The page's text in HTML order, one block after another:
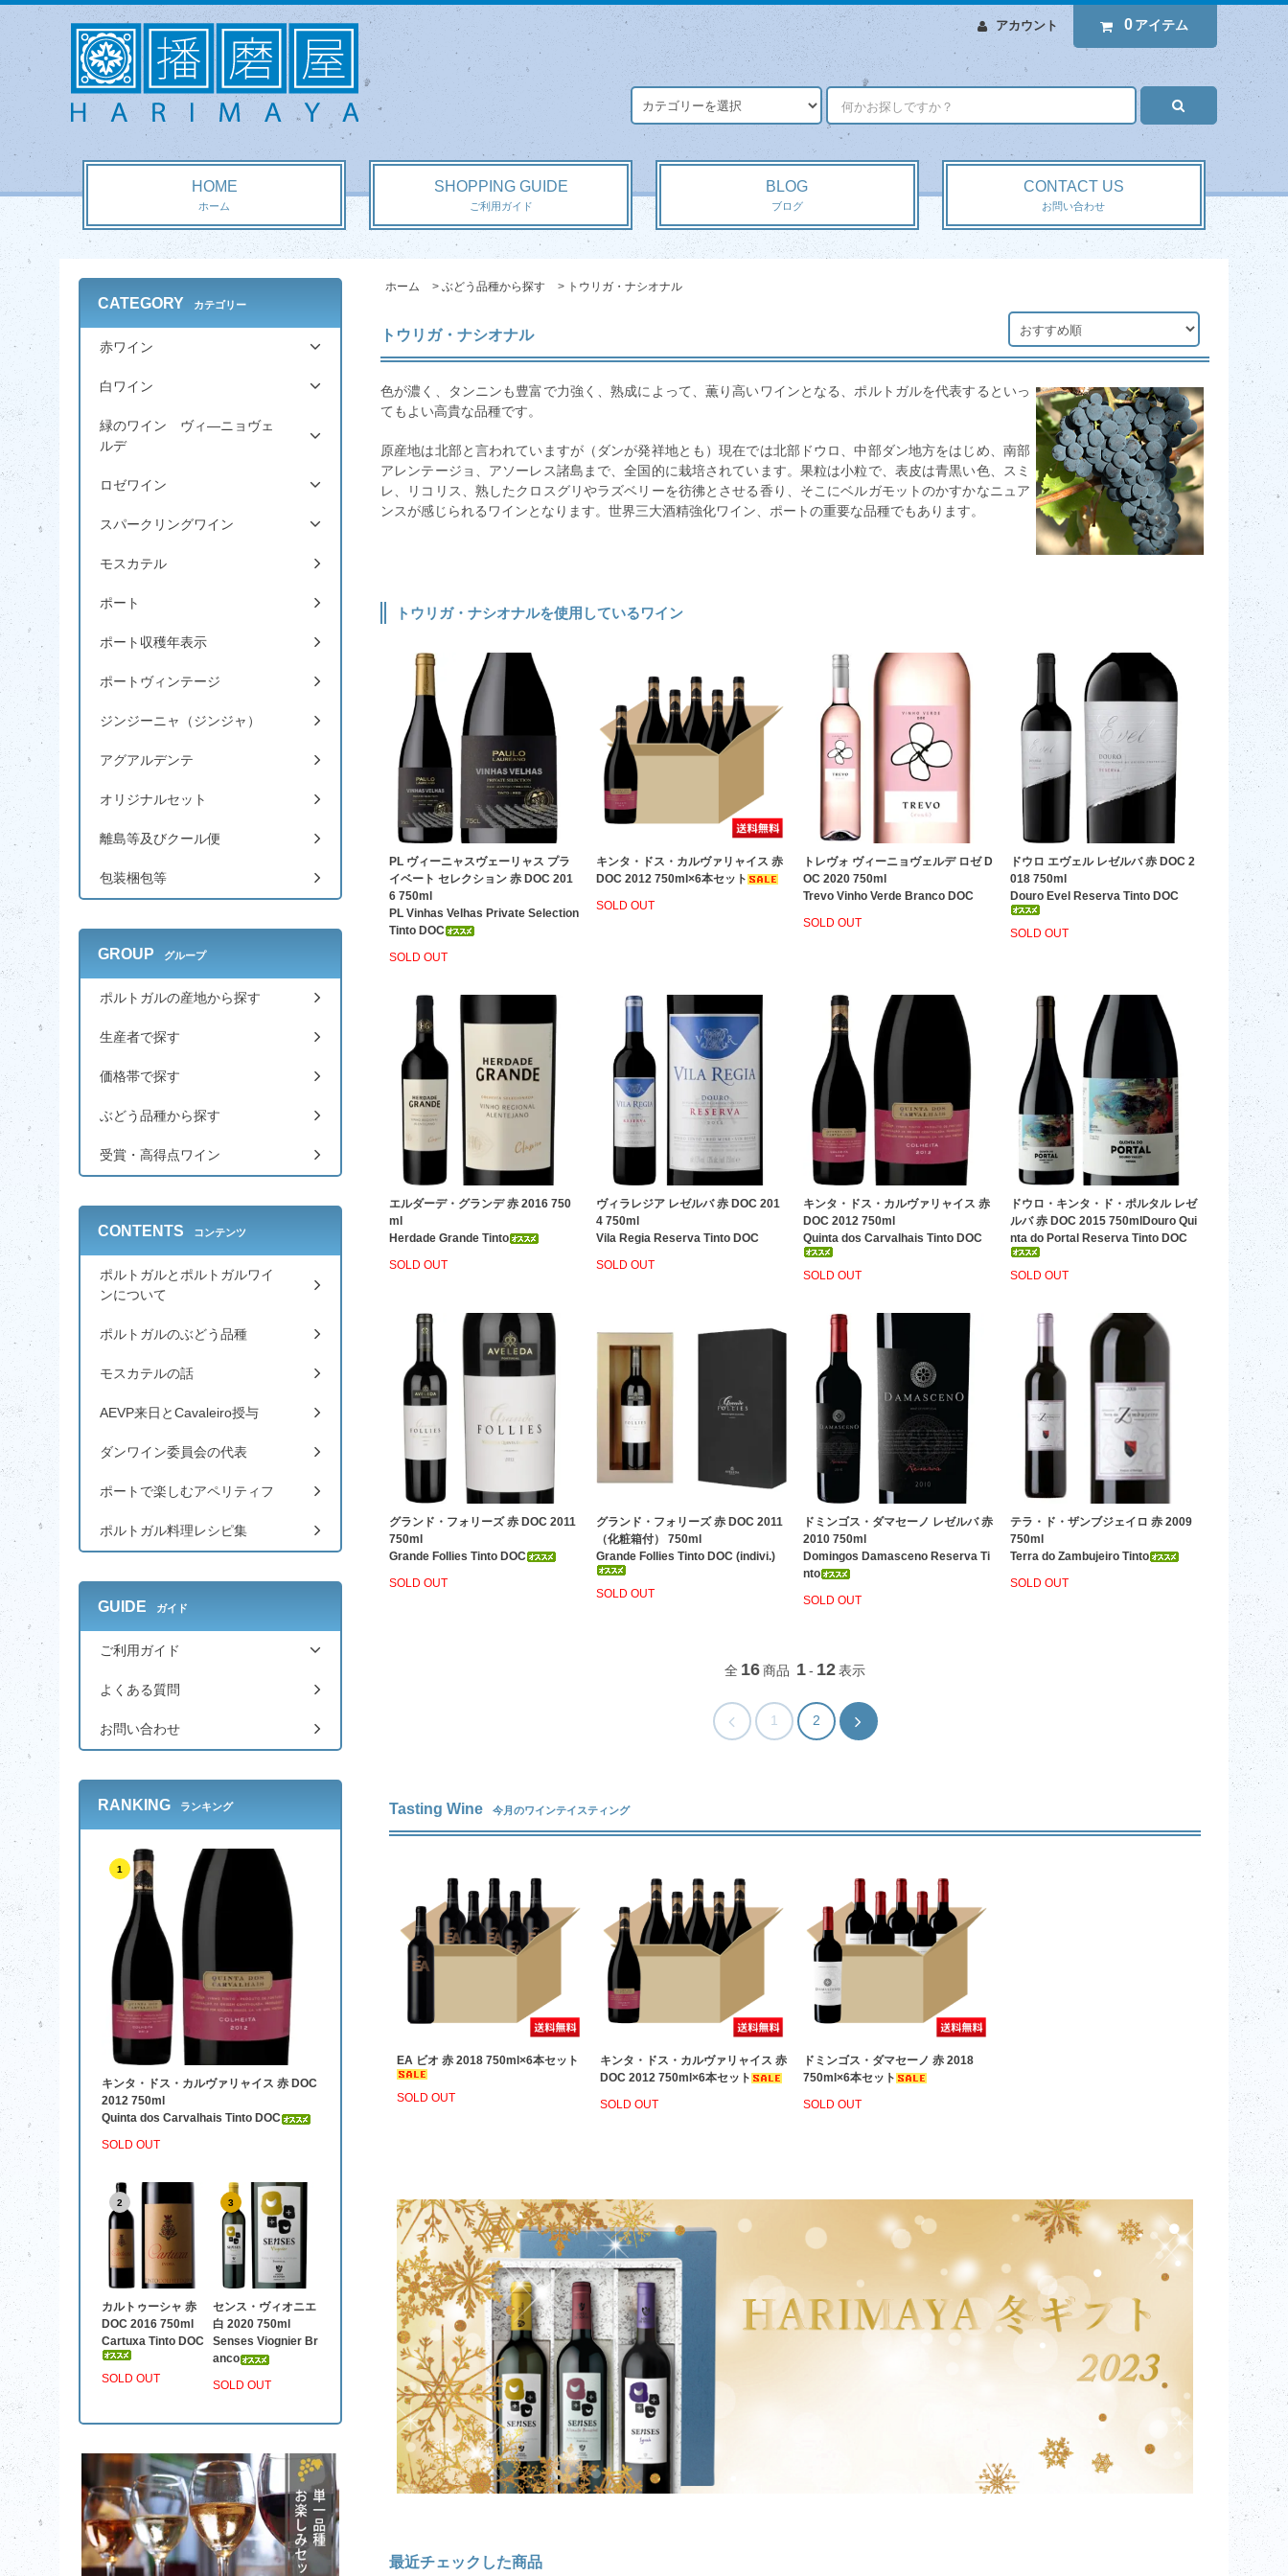
アカウント 0 アイテム
HOME
ホーム
SHOPPING GUIDE
ご利用ガイド
BLOG
ブログ
CONTACT US
お問い合わせ
ホーム > ぶどう品種から探す > トウリガ・ナシオナル
トウリガ・ナシオナル
色が濃く、タンニンも豊富で力強く、熟成によって、薫り高いワインとなる、ポルトガルを代表するといっ
てもよい高貴な品種です。
原産地は北部と言われていますが（ダンが発祥地とも）現在では北部ドウロ、中部ダン地方をはじめ、南部
アレンテージョ、アソーレス諸島まで、全国的に栽培されています。果粒は小粒で、表皮は青黒い色、スミ
レ、リコリス、熟したクロスグリやラズベリーを彷彿とさせる香り、そこにベルガモットのかすかなニュア
ンスが感じられるワインとなります。世界三大酒精強化ワイン、ポートの重要な品種でもあります。
トウリガ・ナシオナルを使用しているワイン
PL ヴィーニャスヴェーリャス プラ
イベート セレクション 赤 DOC 201
6 750ml
PL Vinhas Velhas Private Selection
Tinto DOC
SOLD OUT
キンタ・ドス・カルヴァリャイス 赤
DOC 2012 750ml×6本セット
SOLD OUT
トレヴォ ヴィーニョヴェルデ ロゼ D
OC 2020 750ml
Trevo Vinho Verde Branco DOC
SOLD OUT
ドウロ エヴェル レゼルバ 赤 DOC 2
018 750ml
Douro Evel Reserva Tinto DOC
SOLD OUT
エルダーデ・グランデ 赤 2016 750
ml
Herdade Grande Tinto
SOLD OUT
ヴィラレジア レゼルバ 赤 DOC 201
4 750ml
Vila Regia Reserva Tinto DOC
SOLD OUT
キンタ・ドス・カルヴァリャイス 赤
DOC 2012 750ml
Quinta dos Carvalhais Tinto DOC
SOLD OUT
ドウロ・キンタ・ド・ポルタル レゼ
ルバ 赤 DOC 2015 750mlDouro Qui
nta do Portal Reserva Tinto DOC
SOLD OUT
グランド・フォリーズ 赤 DOC 2011
750ml
Grande Follies Tinto DOC
SOLD OUT
グランド・フォリーズ 赤 DOC 2011
（化粧箱付） 750ml
Grande Follies Tinto DOC (indivi.)
SOLD OUT
ドミンゴス・ダマセーノ レゼルバ 赤
2010 750ml
Domingos Damasceno Reserva Ti
nto
SOLD OUT
テラ・ド・ザンブジェイロ 赤 2009
750ml
Terra do Zambujeiro Tinto
SOLD OUT
全 16商品 1- 12表示
1 2
Tasting Wine 今月のワインテイスティング
EA ビオ 赤 2018 750ml×6本セット
SOLD OUT
キンタ・ドス・カルヴァリャイス 赤
DOC 2012 750ml×6本セット
SOLD OUT
ドミンゴス・ダマセーノ 赤 2018
750ml×6本セット
SOLD OUT
最近チェックした商品
CATEGORY カテゴリー
赤ワイン
白ワイン
緑のワイン ヴィ―ニョヴェ
ルデ
ロゼワイン
スパークリングワイン
モスカテル
ポート
ポート収穫年表示
ポートヴィンテージ
ジンジーニャ（ジンジャ）
アグアルデンテ
オリジナルセット
離島等及びクール便
包装梱包等
GROUP グループ
ポルトガルの産地から探す
生産者で探す
価格帯で探す
ぶどう品種から探す
受賞・高得点ワイン
CONTENTS コンテンツ
ポルトガルとポルトガルワイ
ンについて
ポルトガルのぶどう品種
モスカテルの話
AEVP来日とCavaleiro授与
ダンワイン委員会の代表
ポートで楽しむアペリティフ
ポルトガル料理レシピ集
GUIDE ガイド
ご利用ガイド
よくある質問
お問い合わせ
RANKING ランキング
1
キンタ・ドス・カルヴァリャイス 赤 DOC
2012 750ml
Quinta dos Carvalhais Tinto DOC
SOLD OUT
2
カルトゥーシャ 赤
DOC 2016 750ml
Cartuxa Tinto DOC
SOLD OUT
3
センス・ヴィオニエ
白 2020 750ml
Senses Viognier Br
anco
SOLD OUT